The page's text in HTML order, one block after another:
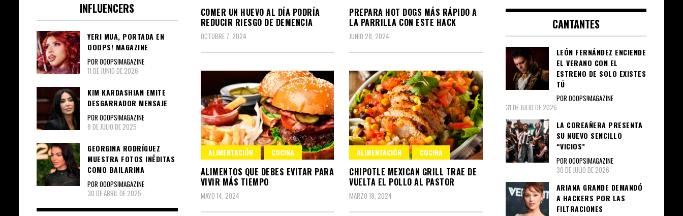
COMER UN HUEVO AL DÍA PODRÍA
REDUCIR RIESGO DE DEMENCIA
OCTUBRE 7, 2024
PREPARA HOT DOGS MÁS RÁPIDO A
LA PARRILLA CON ESTE HACK
JUNIO 28, 2024
ALIMENTACIÓN COCINA
ALIMENTOS QUE DEBES EVITAR PARA
VIVIR MÁS TIEMPO
MAYO 14, 2024
ALIMENTACIÓN COCINA
CHIPOTLE MEXICAN GRILL TRAE DE
VUELTA EL POLLO AL PASTOR
MARZO 18, 2024
INFLUENCERS
YERI MUA, PORTADA EN
OOOPS! MAGAZINE
POR OOOPS!MAGAZINE
11 DE JUNIO DE 2026
KIM KARDASHIAN EMITE
DESGARRADOR MENSAJE
POR OOOPS!MAGAZINE
8 DE JULIO DE 2025
GEORGINA RODRÍGUEZ
MUESTRA FOTOS INÉDITAS
COMO BAILARINA
POR OOOPS!MAGAZINE
30 DE ABRIL DE 2025
CANTANTES
LEÓN FERNÁNDEZ ENCIENDE
EL VERANO CON EL
ESTRENO DE SOLO EXISTES
TÚ
POR OOOPS!MAGAZINE
31 DE JULIO DE 2026
LA COREAÑERA PRESENTA
SU NUEVO SENCILLO
“VICIOS”
POR OOOPS!MAGAZINE
30 DE JULIO DE 2026
ARIANA GRANDE DEMANDÓ
A HACKERS POR LAS
FILTRACIONES